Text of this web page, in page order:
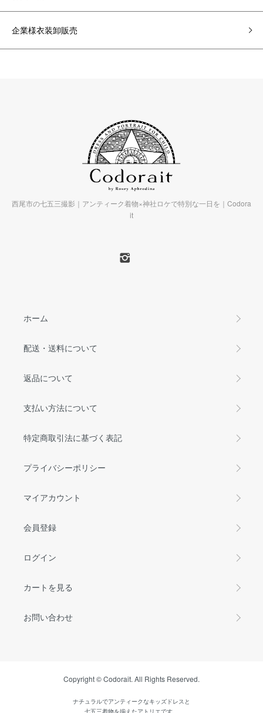
企業様衣装卸販売
西尾市の七五三撮影｜アンティーク着物×神社ロケで特別な一日を｜Codora
it
ホーム
配送・送料について
返品について
支払い方法について
特定商取引法に基づく表記
プライバシーポリシー
マイアカウント
会員登録
ログイン
カートを見る
お問い合わせ
Copyright © Codorait. All Rights Reserved.
ナチュラルでアンティークなキッズドレスと